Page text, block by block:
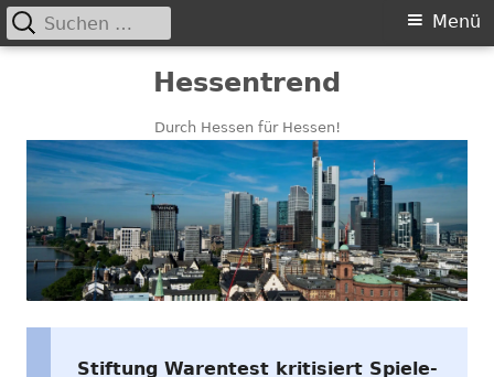
Hessentrend
Durch Hessen für Hessen!
Primäres
Menü
Suchen
nach:
Stiftung Warentest kritisiert Spiele-